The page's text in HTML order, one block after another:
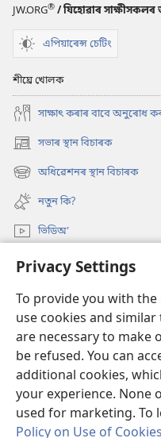
Privacy Settings
To provide you with
use cookies and
are necessary to make
be refused. You can
additional cookies,
your experience. None
used for marketing. To
Policy on Use of
JW.ORG® / যিহোৱাৰ সাক্ষীসকলৰ
এপিয়াৰেন্স চেটিং
শীঘ্ৰে খোলক
সাক্ষাৎ কৰাৰ বাবে অনুৰোধ
সভাৰ স্থান বিচাৰক
(opens
new
window)
অধিৱেশনৰ স্থান বিচাৰক
(opens
new
window)
নতুন কি?
ভিডিঅ’
অনুসন্ধান
দান-বৰঙণি
(opens
new
window)
ৱাচটাৱাৰ অনলাইন লাইব্ৰেৰী
(opens
new
window)JW Hub ®
(opens
new
window)